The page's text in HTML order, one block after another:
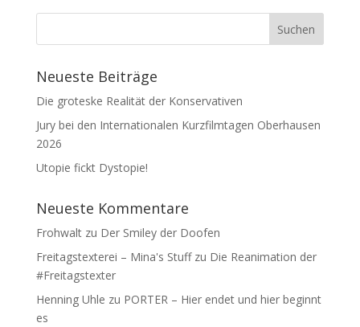
Neueste Beiträge
Die groteske Realität der Konservativen
Jury bei den Internationalen Kurzfilmtagen Oberhausen
2026
Utopie fickt Dystopie!
Neueste Kommentare
Frohwaltzu Der Smiley der Doofen
Freitagstexterei – Mina's Stuffzu Die Reanimation der
#Freitagstexter
Henning Uhle zu PORTER – Hier endet und hier beginnt
es